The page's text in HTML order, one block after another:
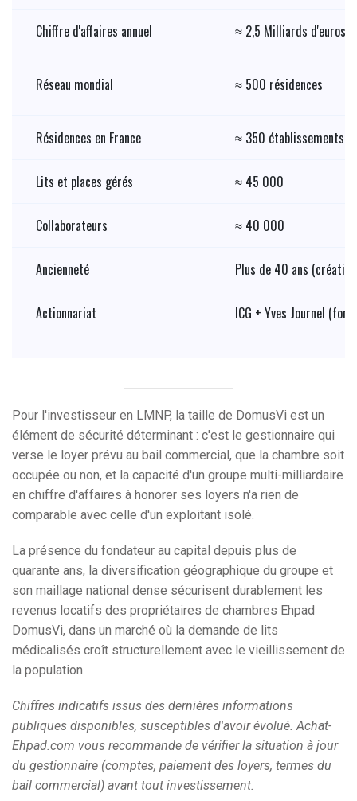
Chiffre d'affaires annuel
≈ 2,5 Milliards d'euros
Réseau mondial ≈ 500 résidences
Résidences en France ≈ 350 établissements
Lits et places gérés ≈ 45 000
Collaborateurs ≈ 40 000
Ancienneté Plus de 40 ans
Actionnariat ICG + Yves Journel
Pour l'investisseur en LMNP, la taille de DomusVi est un
élément de sécurité déterminant : c'est le gestionnaire qui
verse le loyer prévu au bail commercial, que la chambre soit
occupée ou non, et la capacité d'un groupe multi-milliardaire
en chiffre d'affaires à honorer ses loyers n'a rien de
comparable avec celle d'un exploitant isolé.
La présence du fondateur au capital depuis plus de
quarante ans, la diversification géographique du groupe et
son maillage national dense sécurisent durablement les
revenus locatifs des propriétaires de chambres Ehpad
DomusVi, dans un marché où la demande de lits
médicalisés croît structurellement avec le vieillissement de
la population.
Chiffres indicatifs issus des dernières informations
publiques disponibles, susceptibles d'avoir évolué. Achat-
Ehpad.com vous recommande de vérifier la situation à jour
du gestionnaire (comptes, paiement des loyers, termes du
bail commercial) avant tout investissement.